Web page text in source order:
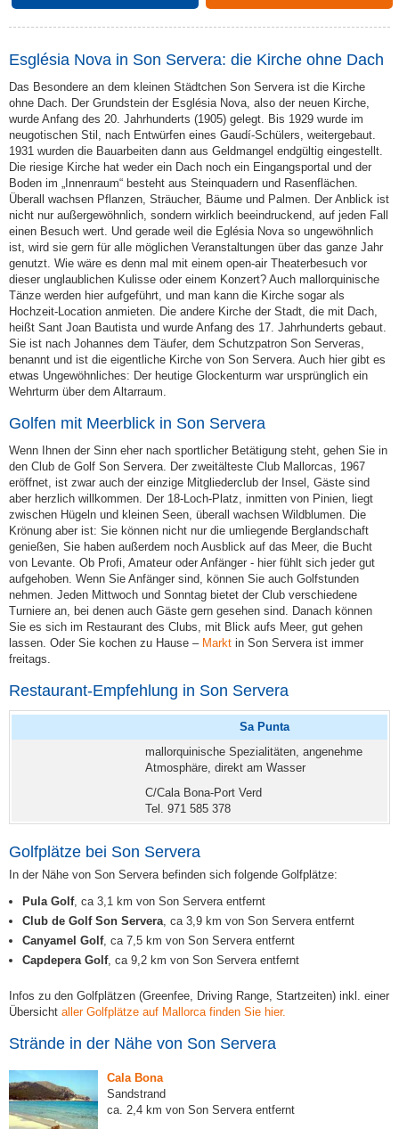
Església Nova in Son Servera: die Kirche ohne Dach
Das Besondere an dem kleinen Städtchen Son Servera ist die Kirche
ohne Dach. Der Grundstein der Església Nova, also der neuen Kirche,
wurde Anfang des 20. Jahrhunderts (1905) gelegt. Bis 1929 wurde im
neugotischen Stil, nach Entwürfen eines Gaudí-Schülers, weitergebaut.
1931 wurden die Bauarbeiten dann aus Geldmangel endgültig eingestellt.
Die riesige Kirche hat weder ein Dach noch ein Eingangsportal und der
Boden im „Innenraum“ besteht aus Steinquadern und Rasenflächen.
Überall wachsen Pflanzen, Sträucher, Bäume und Palmen. Der Anblick ist
nicht nur außergewöhnlich, sondern wirklich beeindruckend, auf jeden Fall
einen Besuch wert. Und gerade weil die Eglésia Nova so ungewöhnlich
ist, wird sie gern für alle möglichen Veranstaltungen über das ganze Jahr
genutzt. Wie wäre es denn mal mit einem open-air Theaterbesuch vor
dieser unglaublichen Kulisse oder einem Konzert? Auch mallorquinische
Tänze werden hier aufgeführt, und man kann die Kirche sogar als
Hochzeit-Location anmieten. Die andere Kirche der Stadt, die mit Dach,
heißt Sant Joan Bautista und wurde Anfang des 17. Jahrhunderts gebaut.
Sie ist nach Johannes dem Täufer, dem Schutzpatron Son Serveras,
benannt und ist die eigentliche Kirche von Son Servera. Auch hier gibt es
etwas Ungewöhnliches: Der heutige Glockenturm war ursprünglich ein
Wehrturm über dem Altarraum.
Golfen mit Meerblick in Son Servera
Wenn Ihnen der Sinn eher nach sportlicher Betätigung steht, gehen Sie in
den Club de Golf Son Servera. Der zweitälteste Club Mallorcas, 1967
eröffnet, ist zwar auch der einzige Mitgliederclub der Insel, Gäste sind
aber herzlich willkommen. Der 18-Loch-Platz, inmitten von Pinien, liegt
zwischen Hügeln und kleinen Seen, überall wachsen Wildblumen. Die
Krönung aber ist: Sie können nicht nur die umliegende Berglandschaft
genießen, Sie haben außerdem noch Ausblick auf das Meer, die Bucht
von Levante. Ob Profi, Amateur oder Anfänger - hier fühlt sich jeder gut
aufgehoben. Wenn Sie Anfänger sind, können Sie auch Golfstunden
nehmen. Jeden Mittwoch und Sonntag bietet der Club verschiedene
Turniere an, bei denen auch Gäste gern gesehen sind. Danach können
Sie es sich im Restaurant des Clubs, mit Blick aufs Meer, gut gehen
lassen. Oder Sie kochen zu Hause – Markt in Son Servera ist immer
freitags.
Restaurant-Empfehlung in Son Servera
Sa Punta
mallorquinische Spezialitäten, angenehme
Atmosphäre, direkt am Wasser
C/Cala Bona-Port Verd
Tel. 971 585 378
Golfplätze bei Son Servera
In der Nähe von Son Servera befinden sich folgende Golfplätze:
Pula Golf, ca 3,1 km von Son Servera entfernt
Club de Golf Son Servera , ca 3,9 km von Son Servera entfernt
Canyamel Golf, ca 7,5 km von Son Servera entfernt
Capdepera Golf, ca 9,2 km von Son Servera entfernt
Infos zu den Golfplätzen (Greenfee, Driving Range, Startzeiten) inkl. einer
Übersicht aller Golfplätze auf Mallorca finden Sie hier.
Strände in der Nähe von Son Servera
Cala Bona
Sandstrand
ca. 2,4 km von Son Servera entfernt